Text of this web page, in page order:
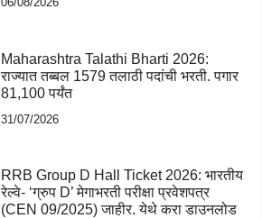
Maharashtra Talathi Bharti 2026:
राज्यात तब्बल 1579 तलाठी पदांची भरती. पगार
81,100 पर्यंत
31/07/2026
RRB Group D Hall Ticket 2026: भारतीय
रेल्वे- ‘ग्रुप D’ मेगाभरती परीक्षा प्रवेशपत्र
(CEN 09/2025) जाहीर. येथे करा डाउनलोड